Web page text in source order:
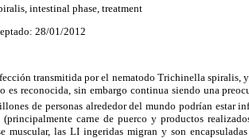
intestinal phase, treatment
28/01/2012
transmitida por el nematodo Trichinella spiralis,
es reconocida, sin embargo continua siendo una
de personas alrededor del mundo podrían estar
carne de puerco y productos
muscular, las LI ingeridas migran y son